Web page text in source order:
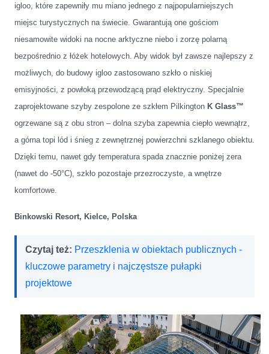
igloo, które zapewniły mu miano jednego z najpopularniejszych
miejsc turystycznych na świecie. Gwarantują one gościom
niesamowite widoki na nocne arktyczne niebo i zorzę polarną
bezpośrednio z łóżek hotelowych. Aby widok był zawsze najlepszy z
możliwych, do budowy igloo zastosowano szkło o niskiej
emisyjności, z powłoką przewodzącą prąd elektryczny. Specjalnie
zaprojektowane szyby zespolone ze szkłem Pilkington K Glass™
ogrzewane są z obu stron – dolna szyba zapewnia ciepło wewnątrz,
a górna topi lód i śnieg z zewnętrznej powierzchni szklanego obiektu.
Dzięki temu, nawet gdy temperatura spada znacznie poniżej zera
(nawet do -50°C), szkło pozostaje przezroczyste, a wnętrze
komfortowe.
Binkowski Resort, Kielce, Polska
Czytaj też: Przeszklenia w obiektach publicznych -
kluczowe parametry i najczęstsze pułapki
projektowe